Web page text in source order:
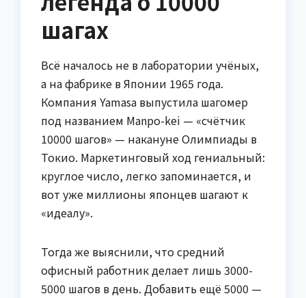
шагах
Всё началось не в лаборатории учёных,
а на фабрике в Японии 1965 года.
Компания Yamasa выпустила шагомер
под названием Manpo-kei — «счётчик
10000 шагов» — накануне Олимпиады в
Токио. Маркетинговый ход гениальный:
круглое число, легко запоминается, и
вот уже миллионы японцев шагают к
«идеалу».
Тогда же выяснили, что средний
офисный работник делает лишь 3000-
5000 шагов в день. Добавить ещё 5000 —